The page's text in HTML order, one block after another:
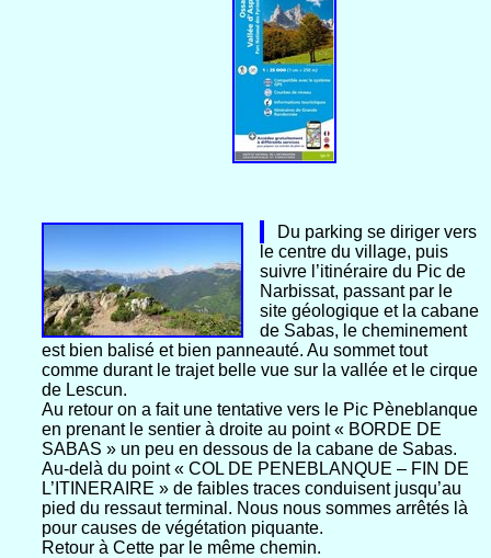
Du parking se diriger vers
le centre du village, puis
suivre l’itinéraire du Pic de
Narbissat, passant par le
site géologique et la cabane
de Sabas, le cheminement
est bien balisé et bien panneauté. Au sommet tout
comme durant le trajet belle vue sur la vallée et le cirque
de Lescun.
Au retour on a fait une tentative vers le Pic Pèneblanque
en prenant le sentier à droite au point « BORDE DE
SABAS » un peu en dessous de la cabane de Sabas.
Au-delà du point « COL DE PENEBLANQUE – FIN DE
L’ITINERAIRE » de faibles traces conduisent jusqu’au
pied du ressaut terminal. Nous nous sommes arrêtés là
pour causes de végétation piquante.
Retour à Cette par le même chemin.